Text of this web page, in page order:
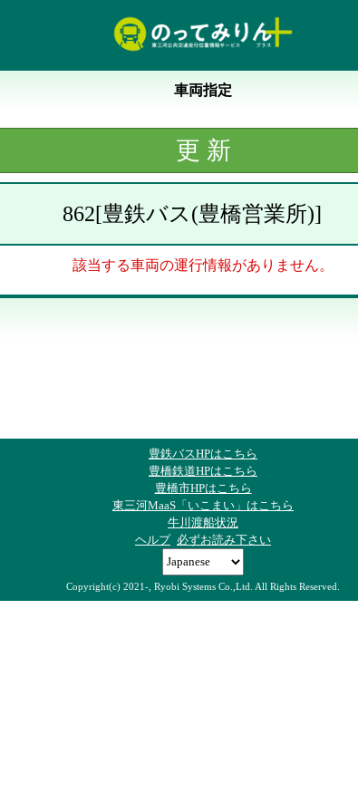
車両指定
862[豊鉄バス(豊橋営業所)]
該当する車両の運行情報がありません。
豊鉄バスHPはこちら
豊橋鉄道HPはこちら
豊橋市HPはこちら
東三河MaaS「いこまい」はこちら
牛川渡船状況
ヘルプ 必ずお読み下さい
Copyright(c) 2021-, Ryobi Systems Co.,Ltd. All Rights Reserved.